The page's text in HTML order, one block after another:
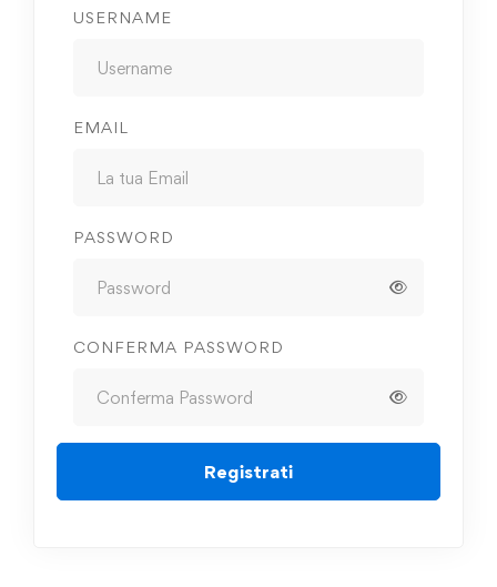
USERNAME
EMAIL
PASSWORD
CONFERMA PASSWORD
Registrati